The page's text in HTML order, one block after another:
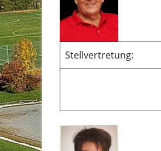
Stellvertretung: